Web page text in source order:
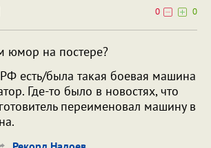
0
0
юмор на постере?
есть/была такая боевая машина
Где-то было в новостях, что
переименовал машину в